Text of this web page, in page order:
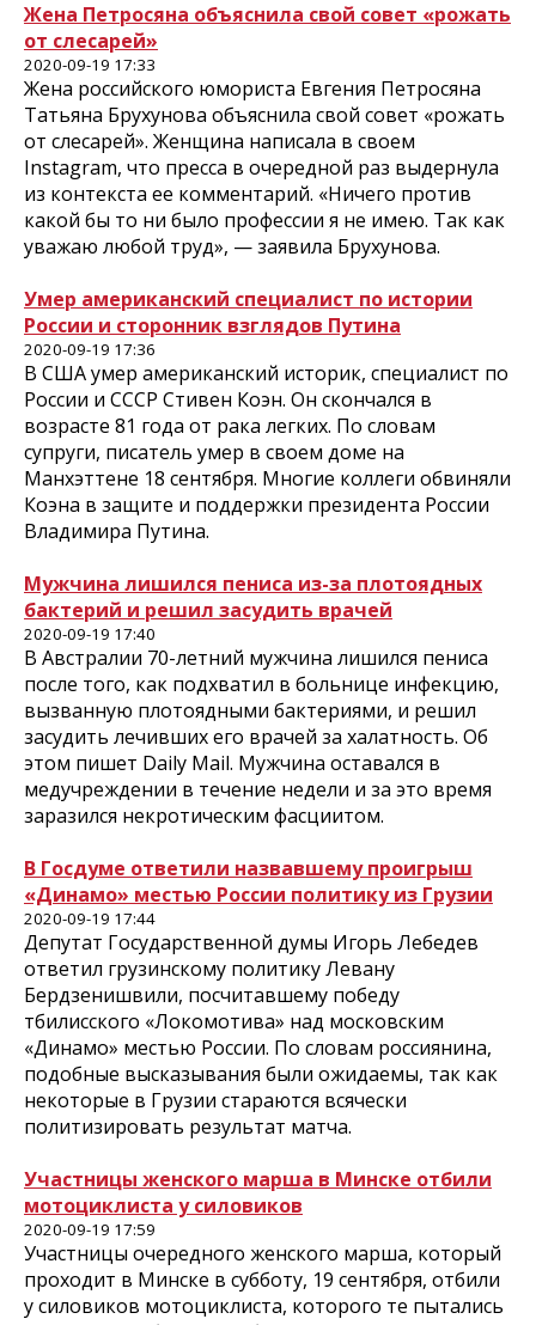
Жена Петросяна объяснила свой совет «рожать
от слесарей»
2020-09-19 17:33
Жена российского юмориста Евгения Петросяна
Татьяна Брухунова объяснила свой совет «рожать
от слесарей». Женщина написала в своем
Instagram, что пресса в очередной раз выдернула
из контекста ее комментарий. «Ничего против
какой бы то ни было профессии я не имею. Так как
уважаю любой труд», — заявила Брухунова.
Умер американский специалист по истории
России и сторонник взглядов Путина
2020-09-19 17:36
В США умер американский историк, специалист по
России и СССР Стивен Коэн. Он скончался в
возрасте 81 года от рака легких. По словам
супруги, писатель умер в своем доме на
Манхэттене 18 сентября. Многие коллеги обвиняли
Коэна в защите и поддержки президента России
Владимира Путина.
Мужчина лишился пениса из-за плотоядных
бактерий и решил засудить врачей
2020-09-19 17:40
В Австралии 70-летний мужчина лишился пениса
после того, как подхватил в больнице инфекцию,
вызванную плотоядными бактериями, и решил
засудить лечивших его врачей за халатность. Об
этом пишет Daily Mail. Мужчина оставался в
медучреждении в течение недели и за это время
заразился некротическим фасциитом.
В Госдуме ответили назвавшему проигрыш
«Динамо» местью России политику из Грузии
2020-09-19 17:44
Депутат Государственной думы Игорь Лебедев
ответил грузинскому политику Левану
Бердзенишвили, посчитавшему победу
тбилисского «Локомотива» над московским
«Динамо» местью России. По словам россиянина,
подобные высказывания были ожидаемы, так как
некоторые в Грузии стараются всячески
политизировать результат матча.
Участницы женского марша в Минске отбили
мотоциклиста у силовиков
2020-09-19 17:59
Участницы очередного женского марша, который
проходит в Минске в субботу, 19 сентября, отбили
у силовиков мотоциклиста, которого те пытались